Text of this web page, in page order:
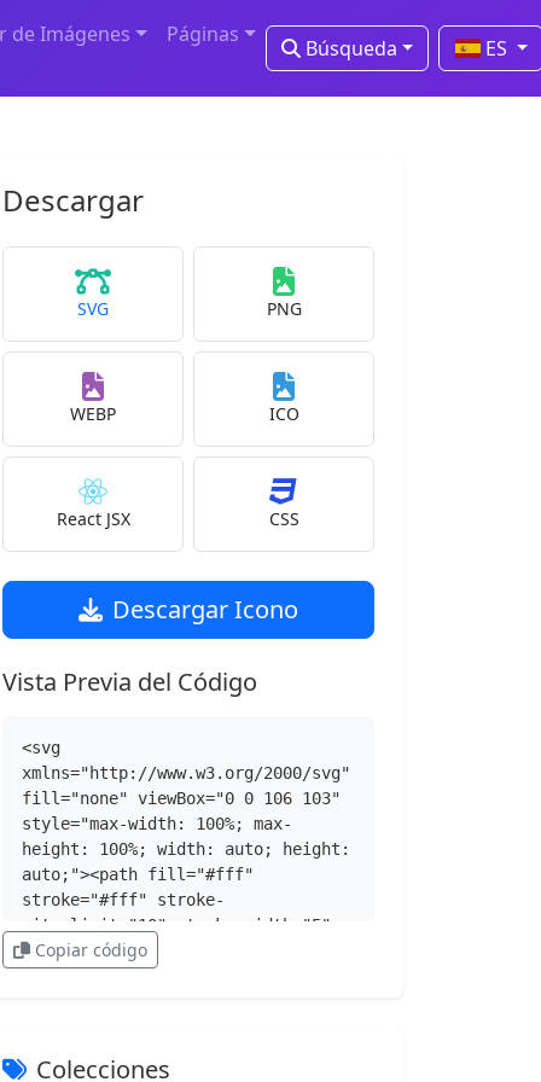
de Imágenes Páginas
Búsqueda ES
Descargar
SVG PNG
WEBP ICO
React JSX CSS
Descargar Icono
Vista Previa del Código
<svg
xmlns="http://www.w3.org/2000/svg"
fill="none" viewBox="0 0 106 103"
style="max-width: 100%; max-
height: 100%; width: auto; height:
auto;"><path fill="#fff"
stroke="#fff" stroke-
miterlimit="10" stroke-width="5"
d="M94.252 24.498c-.572-1.83-
4.232L3.111 61.892a7.22 7.22 0 0 0
Copiar código
Colecciones